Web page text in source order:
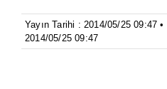
Yayın Tarihi : 2014/05/25 09:47
2014/05/25 09:47